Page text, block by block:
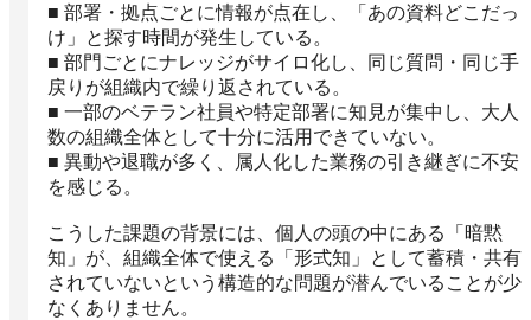
■ 部署・拠点ごとに情報が点在し、「あの資料どこだっ
け」と探す時間が発生している。
■ 部門ごとにナレッジがサイロ化し、同じ質問・同じ手
戻りが組織内で繰り返されている。
■ 一部のベテラン社員や特定部署に知見が集中し、大人
数の組織全体として十分に活用できていない。
■ 異動や退職が多く、属人化した業務の引き継ぎに不安
を感じる。
こうした課題の背景には、個人の頭の中にある「暗黙
知」が、組織全体で使える「形式知」として蓄積・共有
されていないという構造的な問題が潜んでいることが少
なくありません。